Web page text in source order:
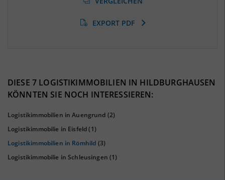
43%
EXPORT PDF
DIESE 7 LOGISTIKIMMOBILIEN IN HILDBURGHAUSEN
KÖNNTEN SIE NOCH INTERESSIEREN:
Logistikimmobilien in Auengrund (2)
Logistikimmobilie in Eisfeld(1)
Logistikimmobilien in Römhild (3)
Logistikimmobilie in Schleusingen (1)